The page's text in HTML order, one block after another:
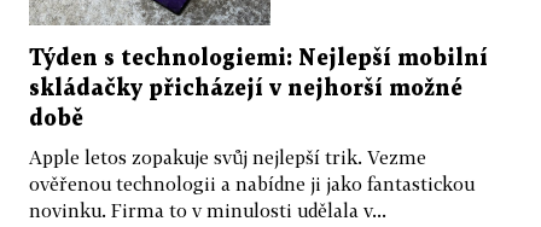
Týden s technologiemi: Nejlepší mobilní
skládačky přicházejí v nejhorší možné
době
Apple letos zopakuje svůj nejlepší trik. Vezme
ověřenou technologii a nabídne ji jako fantastickou
novinku. Firma to v minulosti udělala v...